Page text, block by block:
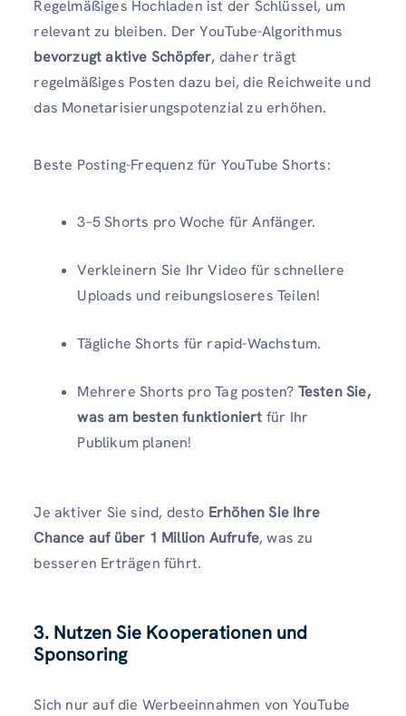
Regelmäßiges Hochladen ist der Schlüssel, um
relevant zu bleiben. Der YouTube-Algorithmus
bevorzugt aktive Schöpfer, daher trägt
regelmäßiges Posten dazu bei, die Reichweite und
das Monetarisierungspotenzial zu erhöhen.
Beste Posting-Frequenz für YouTube Shorts:
3–5 Shorts pro Woche für Anfänger.
Verkleinern Sie Ihr Video für schnellere
Uploads und reibungsloseres Teilen!
Tägliche Shorts für rapid-Wachstum.
Mehrere Shorts pro Tag posten? Testen Sie,
was am besten funktioniert für Ihr
Publikum planen!
Je aktiver Sie sind, desto Erhöhen Sie Ihre
Chance auf über 1 Million Aufrufe, was zu
besseren Erträgen führt.
3. Nutzen Sie Kooperationen und
Sponsoring
Sich nur auf die Werbeeinnahmen von YouTube